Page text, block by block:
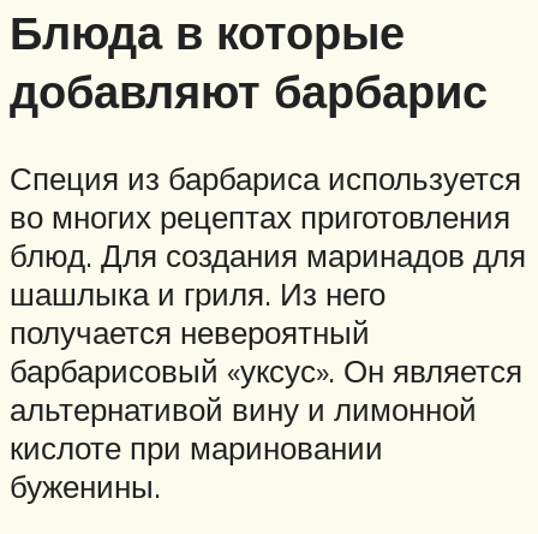
Блюда в которые
добавляют барбарис
Специя из барбариса используется
во многих рецептах приготовления
блюд. Для создания маринадов для
шашлыка и гриля. Из него
получается невероятный
барбарисовый «уксус». Он является
альтернативой вину и лимонной
кислоте при мариновании
буженины.